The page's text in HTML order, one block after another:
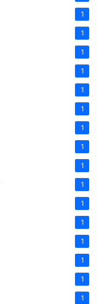
1
1
1
1
1
1
1
1
1
1
1
1
1
1
1
1